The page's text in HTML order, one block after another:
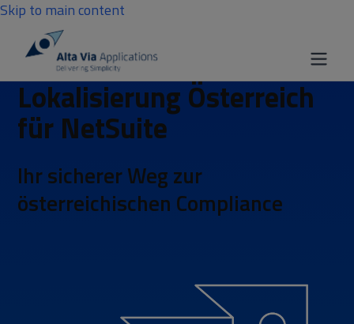
Skip to main content
Lokalisierung Österreich
für NetSuite
Ihr sicherer Weg zur
österreichischen Compliance